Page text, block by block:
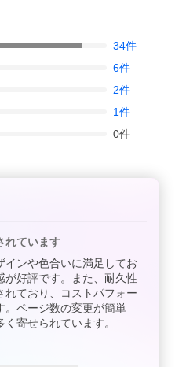
34件
6件
2件
1件
0件
れています
インや色合いに満足してお
が好評です。また、耐久性
れており、コストパフォー
。ページ数の変更が簡単
寄せられています。